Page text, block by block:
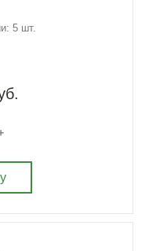
5 шт.